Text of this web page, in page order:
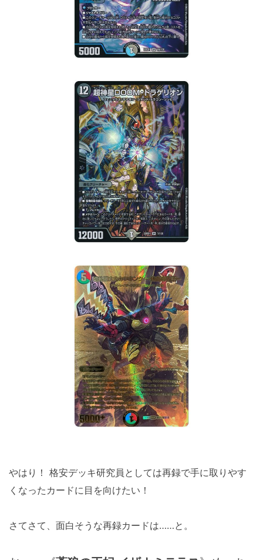
やはり！ 格安デッキ研究員としては再録で手に取りやす
くなったカードに目を向けたい！
さてさて、面白そうな再録カードは……と。